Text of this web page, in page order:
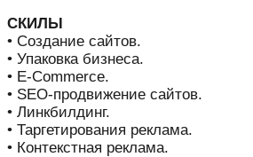
СКИЛЫ
• Создание сайтов.
• Упаковка бизнеса.
• E-Commerce.
• SEO-продвижение сайтов.
• Линкбилдинг.
• Таргетирования реклама.
• Контекстная реклама.